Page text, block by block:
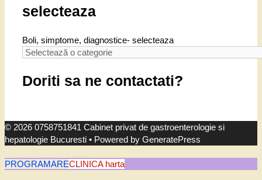
selecteaza
Boli, simptome, diagnostice- selecteaza
Doriti sa ne contactati?
© 2026 0758751841 Cabinet privat de gastroenterologie si
hepatologie Bucuresti • Powered by GeneratePress
PROGRAMARECLINICA harta